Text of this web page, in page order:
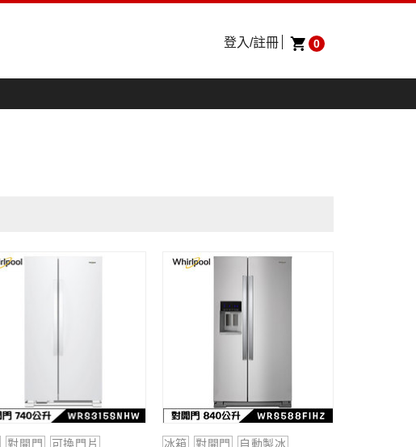
0
登入/註冊
對開門
可換門片
冰箱 對開門
自動製冰